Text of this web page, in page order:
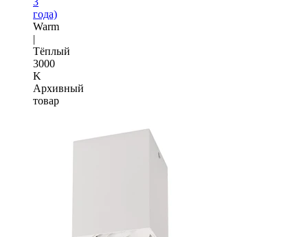
года)
Warm
|
Тёплый
3000
K
Архивный
товар